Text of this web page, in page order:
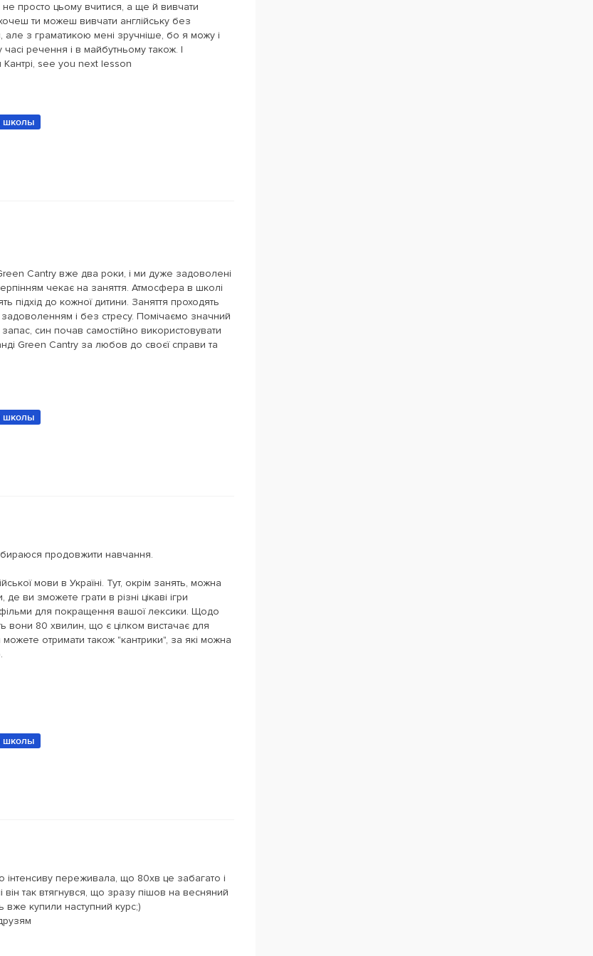
просто цьому вчитися, а ще й вивчати
ти можеш вивчати англійську без
але з граматикою мені зручніше, бо я можу і
речення і в майбутньому також. І
see you next lesson
школы
Cantry вже два роки, і ми дуже задоволені
чекає на заняття. Атмосфера в школі
підхід до кожної дитини. Заняття проходять
задоволенням і без стресу. Помічаємо значний
син почав самостійно використовувати
Green Cantry за любов до своєї справи та
школы
продовжити навчання.
мови в Україні. Тут, окрім занять, можна
ви зможете грати в різні цікаві ігри
для покращення вашої лексики. Щодо
вони 80 хвилин, що є цілком вистачає для
отримати також "кантрики", за які можна
школы
інтенсиву переживала, що 80хв це забагато і
так втягнувся, що зразу пішов на весняний
купили наступний курс;)